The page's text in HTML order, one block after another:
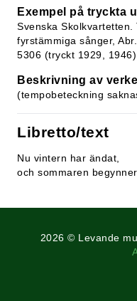
Exempel på tryckta
Svenska
fyrstämmiga sånger,
5306 (tryckt 1929, 1946)
Beskrivning av
(tempobeteckning
Libretto/text
Nu vintern har ändat,
och sommaren begynner
2026 © Levande